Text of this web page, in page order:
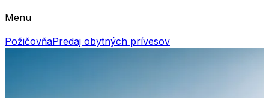
Menu
PožičovňaPredaj obytných prívesov